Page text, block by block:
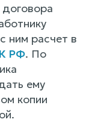
ним расчет в
РФ. По
ему
копии